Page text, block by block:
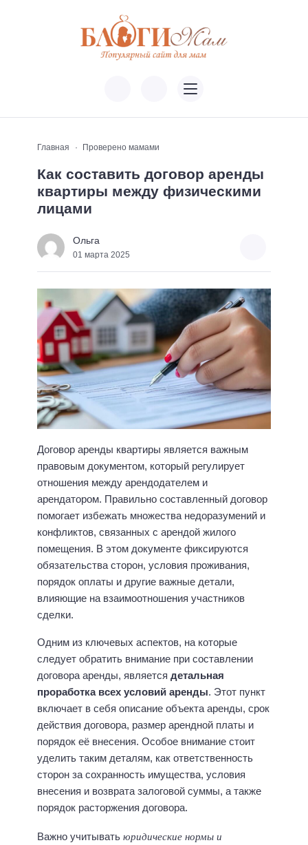
Главная Проверено мамами
Как составить договор аренды
квартиры между физическими
лицами
Ольга
01 марта 2025
Договор аренды квартиры является важным
правовым документом, который регулирует
отношения между арендодателем и
арендатором. Правильно составленный договор
помогает избежать множества недоразумений и
конфликтов, связанных с арендой жилого
помещения. В этом документе фиксируются
обязательства сторон, условия проживания,
порядок оплаты и другие важные детали,
влияющие на взаимоотношения участников
сделки.
Одним из ключевых аспектов, на которые
следует обратить внимание при составлении
договора аренды, является детальная
проработка всех условий аренды. Этот пункт
включает в себя описание объекта аренды, срок
действия договора, размер арендной платы и
порядок её внесения. Особое внимание стоит
уделить таким деталям, как ответственность
сторон за сохранность имущества, условия
внесения и возврата залоговой суммы, а также
порядок расторжения договора.
Важно учитывать юридические нормы и